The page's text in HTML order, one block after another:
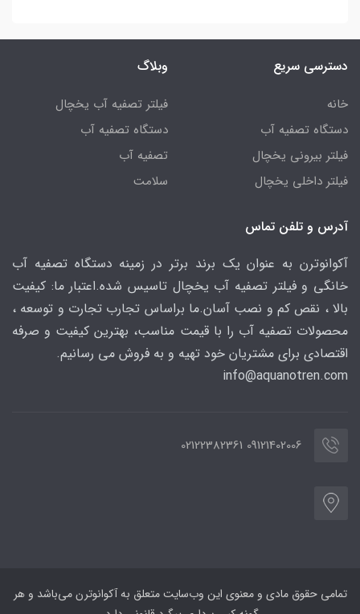
دسترسی سریع
خانه
دستگاه تصفیه آب
فیلتر بیرونی یخچال
فیلتر داخلی یخچال
وبلاگ
فیلتر تصفیه آب یخچال
دستگاه تصفیه آب
تصفیه آب
سلامت
آدرس و تلفن تماس
آکوانوترن به عنوان یک برند برتر در زمینه دستگاه تصفیه آب
خانگی و فیلتر تصفیه آب یخچال تاسیس شده.اعتبار ما: کیفیت
بالا ، نقص کم و نصب آسان.ما براساس تجارب تجارت و توسعه ،
محصولات تصفیه آب را با قیمت مناسب، بهترین کیفیت و صرفه
اقتصادی برای مشتریان خود تهیه و به فروش می رسانیم.
info@aquanotren.com
09121402006 02122382361
تمامی حقوق مادی و معنوی این وب‌سایت متعلق به آکوانوترن می‌باشد و هر